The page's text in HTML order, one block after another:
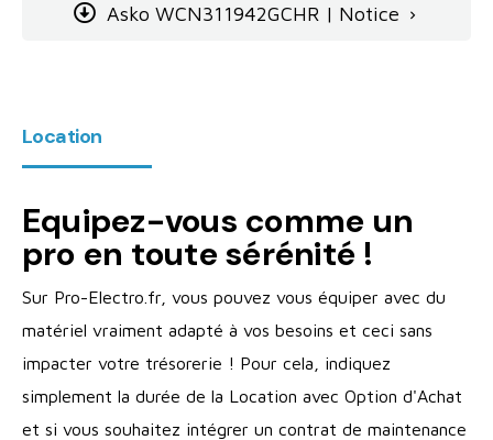
Asko WCN311942GCHR | Notice 
Location
Equipez-vous comme un
pro en toute sérénité !
Sur Pro-Electro.fr, vous pouvez vous équiper avec du
matériel vraiment adapté à vos besoins et ceci sans
impacter votre trésorerie ! Pour cela, indiquez
simplement la durée de la Location avec Option d'Achat
et si vous souhaitez intégrer un contrat de maintenance